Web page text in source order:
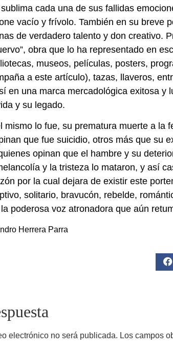
cada una de sus fallidas
vacío y frívolo. También en su breve
de verdadero talento y don creativo.
obra que lo ha representado en
museos, películas, posters,
a este artículo), tazas, llaveros,
en una marca mercadológica exitosa y
y su legado.
mismo lo fue, su prematura muerte a la
que fue suicidio, otros más que su
opinan que el hambre y su
y la tristeza lo mataron, y así
por la cual dejara de existir este
solitario, bravucón, rebelde,
poderosa voz atronadora que aún
Herrera Parra
electrónico no será publicada. Los campos